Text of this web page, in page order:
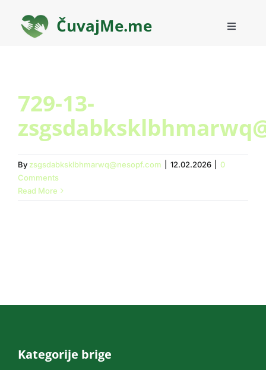
content
ČuvajMe.me
Toggle
Blog
Planovi
Kontakt
729-13-
By zsgsdabksklbhmarwq@nesopf.com 12.02.2026
0
Comments
Read More
Kategorije brige